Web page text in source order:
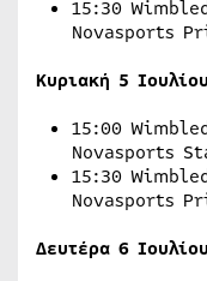
15:30
Novasports
Κυριακή 5 Ιουλίου
15:00
Novasports
15:30
Novasports
Δευτέρα 6 Ιουλίου